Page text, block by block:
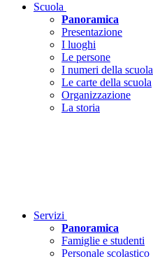
Scuola
Panoramica
Presentazione
I luoghi
Le persone
I numeri della scuola
Le carte della scuola
Organizzazione
La storia
Servizi
Panoramica
Famiglie e studenti
Personale scolastico